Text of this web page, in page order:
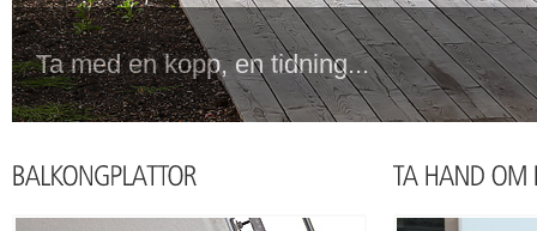
Ta med en kopp, en tidning...